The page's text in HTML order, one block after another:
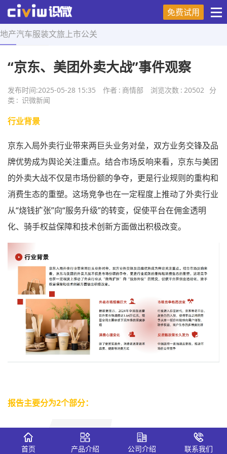
免费试用
地产汽车服装文旅 上市公关
首页 > 舆情研究 > 正文
“京东、美团外卖大战”事件观察
发布时间:2025-05-28 15:35 作者 : 商情部 浏览次数 : 20502 分
类 : 识微新闻
行业背景
京东入局外卖行业带来两巨头业务对垒，双方业务交锋及品
牌优势成为舆论关注重点。结合市场反响来看，京东与美团
的外卖大战不仅是市场份额的争夺，更是行业规则的重构和
消费生态的重塑。这场竞争也在一定程度上推动了外卖行业
从“烧钱扩张”向“服务升级”的转变，促使平台在佣金透明
化、骑手权益保障和技术创新方面做出积极改变。
报告主要分为2个部分：
首页 产品介绍 公司介绍 联系我们